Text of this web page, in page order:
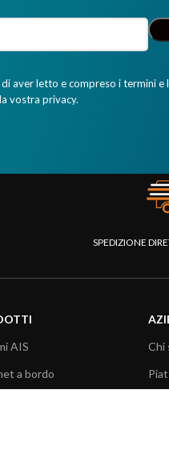
aver letto e compreso i termini
vostra privacy.
SPEDIZIONE
AIS
a bordo
Chi